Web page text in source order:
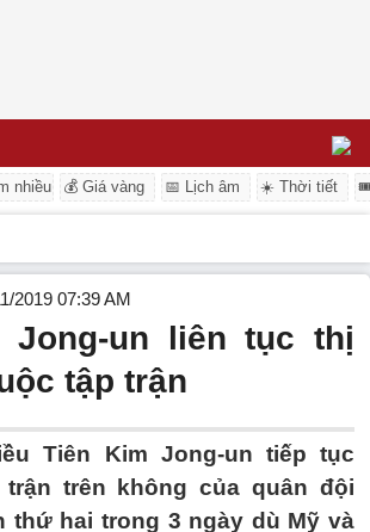
nhiều 💰 Giá vàng 📅 Lịch âm ☀️ Thời tiết
2019 07:39 AM
Jong-un liên tục thị
tập trận
Tiên Kim Jong-un tiếp tục
trên không của quân đội
thứ hai trong 3 ngày dù Mỹ và